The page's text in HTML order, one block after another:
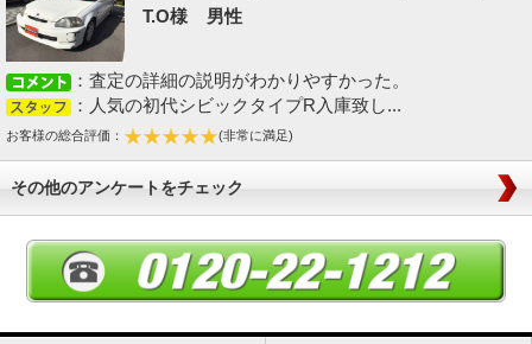
T.O様 男性
：査定の詳細の説明がわかりやすかった。
：人気の初代シビックタイプR入庫致し...
お客様の総合評価： (非常に満足)
その他のアンケートをチェック